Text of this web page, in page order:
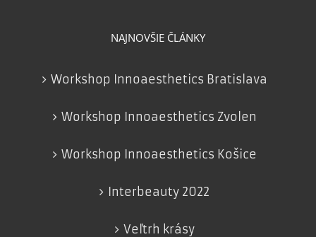
NAJNOVŠIE ČLÁNKY
Workshop Innoaesthetics Bratislava
Workshop Innoaesthetics Zvolen
Workshop Innoaesthetics Košice
Interbeauty 2022
Veľtrh krásy